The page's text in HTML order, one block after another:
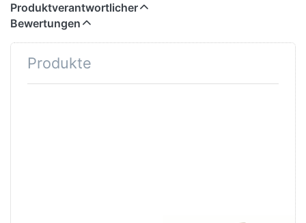
Produktverantwortlicher
Bewertungen
Produkte